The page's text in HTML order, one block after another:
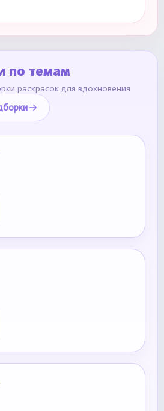
по темам
раскрасок для вдохновения